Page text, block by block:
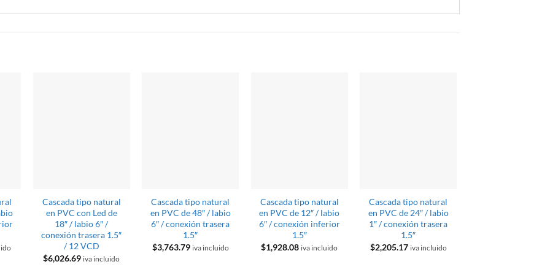
Cascada tipo natural
en PVC con Led de
18″ / labio 6″ /
conexión trasera 1.5″
/ 12 VCD
$6,026.69 iva incluido
Cascada tipo natural
en PVC de 48″ / labio
6″ / conexión trasera
1.5″
$3,763.79 iva incluido
Cascada tipo natural
en PVC de 12″ / labio
6″ / conexión inferior
1.5″
$1,928.08 iva incluido
Cascada tipo natural
en PVC de 24″ / labio
1″ / conexión trasera
1.5″
$2,205.17 iva incluido